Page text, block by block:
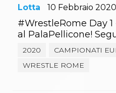
Lotta 10 Febbraio 2020
#WrestleRome Day
al PalaPellicone!
2020
CAMPIONATI
WRESTLE ROME